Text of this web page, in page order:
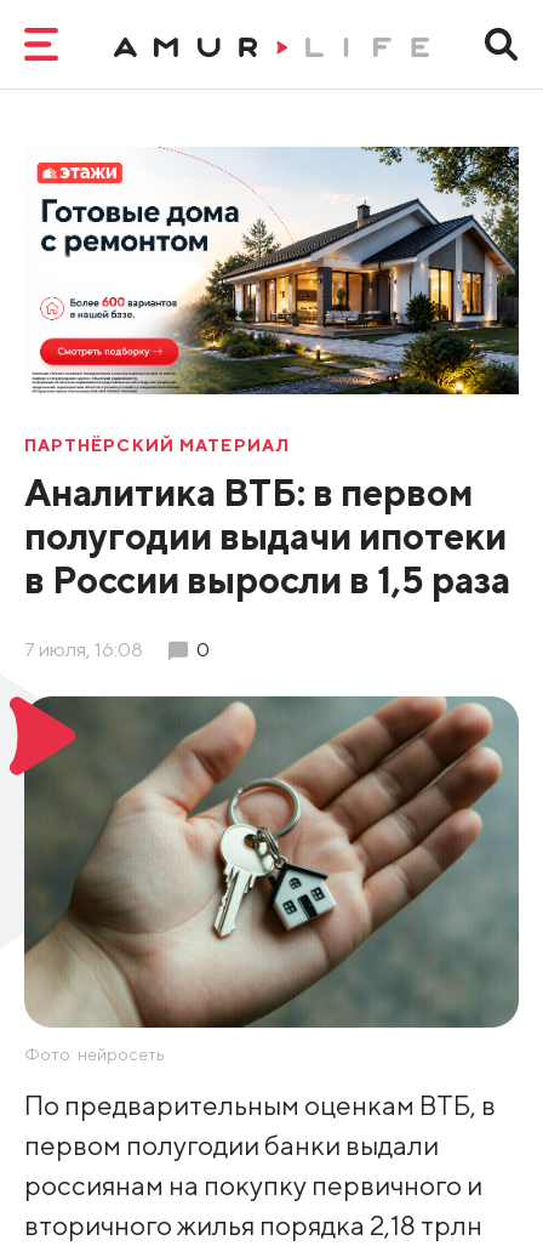
ПАРТНЁРСКИЙ МАТЕРИАЛ
Аналитика ВТБ: в первом
полугодии выдачи ипотеки
в России выросли в 1,5 раза
7 июля, 16:08 0
Фото: нейросеть
По предварительным оценкам ВТБ, в
первом полугодии банки выдали
россиянам на покупку первичного и
вторичного жилья порядка 2,18 трлн